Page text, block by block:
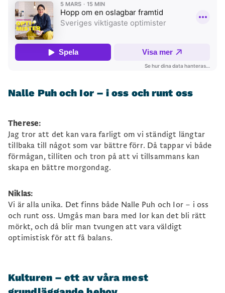
Nalle Puh och Ior – i oss och runt oss
Therese:
Jag tror att det kan vara farligt om vi ständigt längtar
tillbaka till något som var bättre förr. Då tappar vi både
förmågan, tilliten och tron på att vi tillsammans kan
skapa en bättre morgondag.
Niklas:
Vi är alla unika. Det finns både Nalle Puh och Ior – i oss
och runt oss. Umgås man bara med Ior kan det bli rätt
mörkt, och då blir man tvungen att vara väldigt
optimistisk för att få balans.
Kulturen – ett av våra mest